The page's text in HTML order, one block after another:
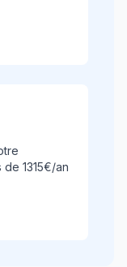
1315€/an